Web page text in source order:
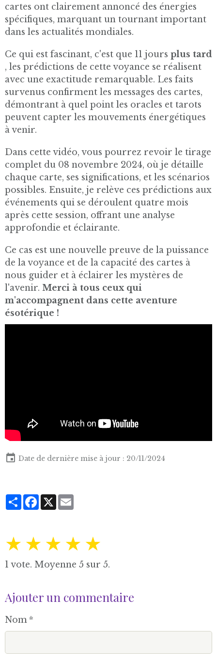
cartes ont clairement annoncé des énergies
spécifiques, marquant un tournant important
dans les actualités mondiales.
Ce qui est fascinant, c'est que 11 jours plus tard
, les prédictions de cette voyance se réalisent
avec une exactitude remarquable. Les faits
survenus confirment les messages des cartes,
démontrant à quel point les oracles et tarots
peuvent capter les mouvements énergétiques
à venir.
Dans cette vidéo, vous pourrez revoir le tirage
complet du 08 novembre 2024, où je détaille
chaque carte, ses significations, et les scénarios
possibles. Ensuite, je relève ces prédictions aux
événements qui se déroulent quatre mois
après cette session, offrant une analyse
approfondie et éclairante.
Ce cas est une nouvelle preuve de la puissance
de la voyance et de la capacité des cartes à
nous guider et à éclairer les mystères de
l'avenir. Merci à tous ceux qui
m'accompagnent dans cette aventure
ésotérique !
Date de dernière mise à jour : 20/11/2024
Partager
Facebook
X
★ ★ ★ ★ ★
1 vote. Moyenne 5 sur 5.
Ajouter un commentaire
Nom